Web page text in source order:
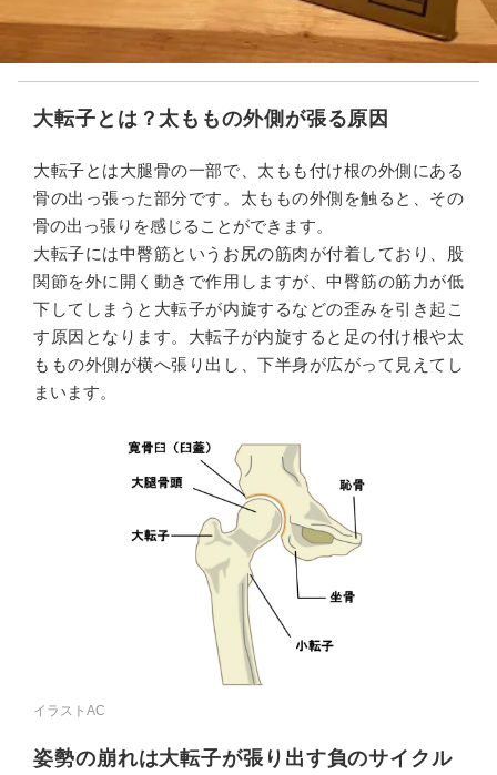
大転子とは？太ももの外側が張る原因
大転子とは大腿骨の一部で、太もも付け根の外側にある
骨の出っ張った部分です。太ももの外側を触ると、その
骨の出っ張りを感じることができます。
大転子には中臀筋というお尻の筋肉が付着しており、股
関節を外に開く動きで作用しますが、中臀筋の筋力が低
下してしまうと大転子が内旋するなどの歪みを引き起こ
す原因となります。大転子が内旋すると足の付け根や太
ももの外側が横へ張り出し、下半身が広がって見えてし
まいます。
イラストAC
姿勢の崩れは大転子が張り出す負のサイクル